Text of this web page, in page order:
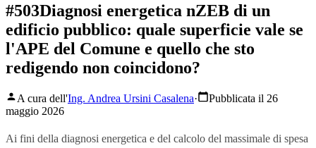
#503Diagnosi energetica nZEB di un
edificio pubblico: quale superficie vale se
l'APE del Comune e quello che sto
redigendo non coincidono?
A cura dell'Ing. Andrea Ursini Casalena·
Pubblicata il 26
maggio 2026
Ai fini della diagnosi energetica e del calcolo del massimale di spesa